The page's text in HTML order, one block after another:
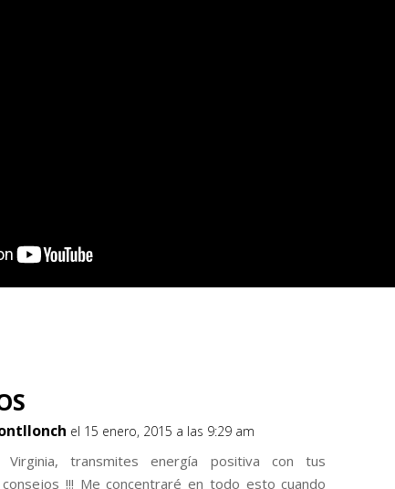
el 15 enero, 2015 a las 9:29 am
Virginia, transmites energía positiva con tus
!!! Me concentraré en todo esto cuando